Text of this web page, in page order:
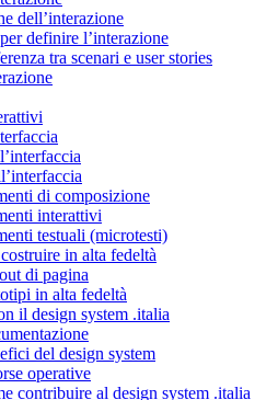
dell’interazione
definire l’interazione
tra scenari e user stories
di composizione
interattivi
testuali (microtesti)
in alta fedeltà
di pagina
in alta fedeltà
il design system .italia
del design system
operative
contribuire al design system .italia